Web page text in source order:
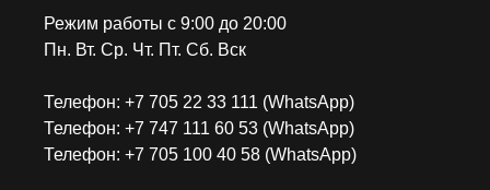
Режим работы с 9:00 до 20:00
Пн. Вт. Ср. Чт. Пт. Сб. Вск
Телефон: +7 705 22 33 111 (WhatsApp)
Телефон: +7 747 111 60 53 (WhatsApp)
Телефон: +7 705 100 40 58 (WhatsApp)